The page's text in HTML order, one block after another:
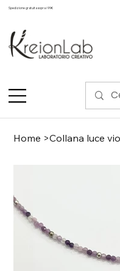
Spedizione gratuita sopra i 99€
Home >Collana luce